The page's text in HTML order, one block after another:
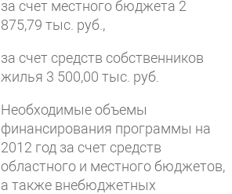
за счет местного бюджета 2
875,79 тыс. руб.,
за счет средств собственников
жилья 3 500,00 тыс. руб.
Необходимые объемы
финансирования программы на
2012 год за счет средств
областного и местного бюджетов,
а также внебюджетных